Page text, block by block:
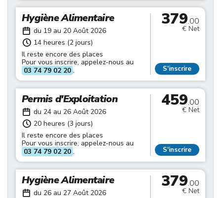
Hygiène Alimentaire
du 19 au 20 Août 2026
14 heures (2 jours)
Il reste encore des places
Pour vous inscrire, appelez-nous au
03 74 79 02 20 .
379.00
€ Net
S'inscrire
Permis d'Exploitation
du 24 au 26 Août 2026
20 heures (3 jours)
Il reste encore des places
Pour vous inscrire, appelez-nous au
03 74 79 02 20 .
459.00
€ Net
S'inscrire
Hygiène Alimentaire
du 26 au 27 Août 2026
379.00
€ Net